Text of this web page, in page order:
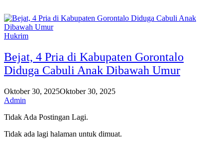
Hukrim
Bejat, 4 Pria di Kabupaten Gorontalo
Diduga Cabuli Anak Dibawah Umur
Oktober 30, 2025Oktober 30, 2025
Admin
Tidak Ada Postingan Lagi.
Tidak ada lagi halaman untuk dimuat.